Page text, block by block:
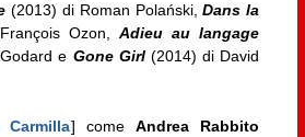
(2013) di Roman Polański, Dans la
Ozon,
Adieu au langage
e Gone Girl (2014) di David
Carmilla] comeAndrea Rabbito